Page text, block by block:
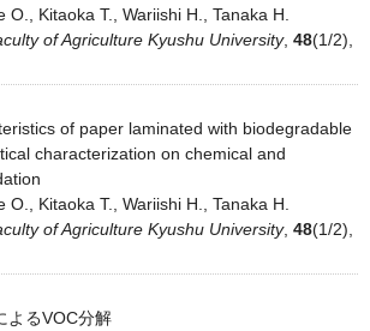
O., Kitaoka T., Wariishi H., Tanaka H.
of Agriculture Kyushu University, 48(1/2),
of paper laminated with biodegradable
characterization on chemical and
O., Kitaoka T., Wariishi H., Tanaka H.
of Agriculture Kyushu University, 48(1/2),
よるVOC分解